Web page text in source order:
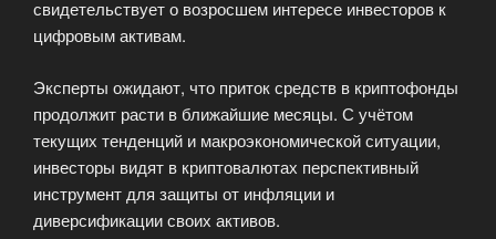
свидетельствует о возросшем интересе инвесторов к
цифровым активам.
Эксперты ожидают, что приток средств в криптофонды
продолжит расти в ближайшие месяцы. С учётом
текущих тенденций и макроэкономической ситуации,
инвесторы видят в криптовалютах перспективный
инструмент для защиты от инфляции и
диверсификации своих активов.